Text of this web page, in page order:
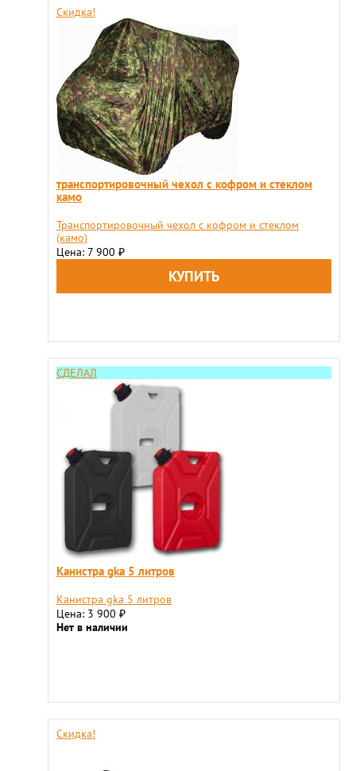
Скидка!
транспортировочный чехол с кофром и стеклом
камо
Транспортировочный чехол с кофром и стеклом
(камо)
Цена: 7 900 ₽
СДЕЛАЛ
Канистра gka 5 литров
Канистра gka 5 литров
Цена: 3 900 ₽
Нет в наличии
Скидка!